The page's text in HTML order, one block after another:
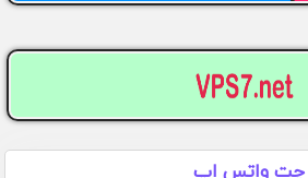
چت واتس اپ